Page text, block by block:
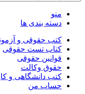
منو
دسته بندی ها
کتب حقوقی و
کتاب تست حقوقی
قوانین حقوقی
حقوق وکالت
کتب دانشگاهی و
حساب من